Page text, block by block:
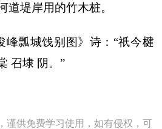
道堤岸用的竹木桩。
峰瓢城饯别图》诗：“祇今楗
召埭 阴。”
谨供免费学习使用，如有侵权，可